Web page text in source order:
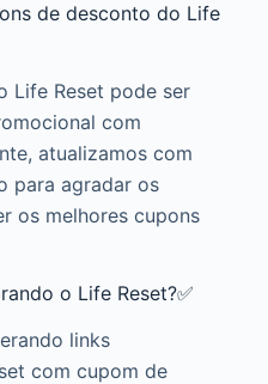
de desconto do Life
Life Reset pode ser
com
atualizamos com
para agradar os
os melhores cupons
o Life Reset?✅
links
com cupom de